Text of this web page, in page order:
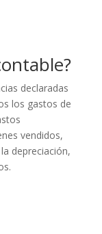
declaradas
los gastos de
vendidos,
depreciación,